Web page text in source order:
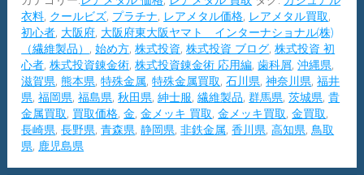
衣料, クールビズ, プラチナ, レアメタル価格, レアメタル買取,
初心者, 大阪府, 大阪府東大阪ヤマト インターナショナル(株)
（繊維製品） ,始め方,株式投資,株式投資 ブログ,株式投資 初
心者,株式投資錬金術,株式投資錬金術 応用編,歯科屑,沖縄県,
滋賀県,熊本県,特殊金属,特殊金属買取,石川県,神奈川県,福井
県,福岡県,福島県,秋田県,紳士服,繊維製品,群馬県,茨城県,貴
金属買取, 買取価格,金,金メッキ 買取,金メッキ買取,金買取,
長崎県,長野県,青森県,静岡県,非鉄金属,香川県,高知県,鳥取
県, 鹿児島県